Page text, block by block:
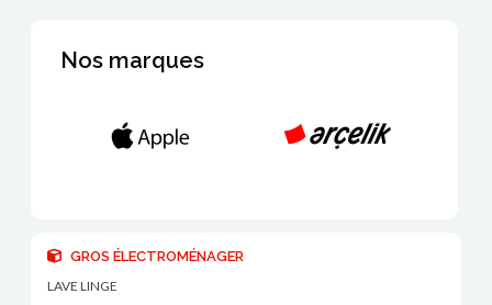
Nos marques
GROS ÉLECTROMÉNAGER
LAVE LINGE